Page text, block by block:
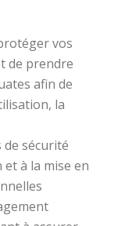
vos
de prendre
afin de
la
de sécurité
à la mise en